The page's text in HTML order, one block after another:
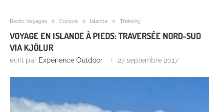
Récits Voyages Europe Islande Trekking
VOYAGE EN ISLANDE À PIEDS: TRAVERSÉE NORD-SUD
VIA KJÖLUR
écrit par Expérience Outdoor 27 septembre 2017